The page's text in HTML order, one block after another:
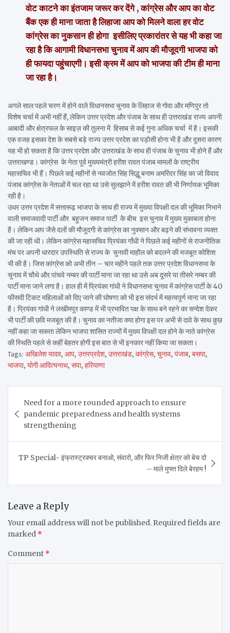
वोट काटने का इंतजाम जरूर कर देंगे , कांग्रेस और आप का वोट
बैंक एक ही माना जाता है लिहाजा आप को मिलने वाला हर वोट
कांग्रेस का नुकसान ही होगा इसीलिए प्रकारांतर से यह भी कहा जा
रहा है कि आगामी विधानसभा चुनाव में आप की मौजूदगी भाजपा को
ही फायदा पहुंचाएगी। इसी क्रम में आप को भाजपा की टीम ही माना
जा रहा है।
अगले साल पहले चरण में होने वाले विधानसभा चुनाव के लिहाज से गोवा और मणिपुर तो
विशेष चर्चा में अभी नहीं हैं, लेकिन उत्तर प्रदेश और पंजाब के साथ ही उत्तराखंड राज्य अपनी
आबादी और क्षेत्रफल के साइज़ की तुलना में हिसाब से कई गुना अधिक चर्चा में है। इसकी
एक वजह इसका देश के सबसे बड़े राज्य उत्तर प्रदेश का पड़ोसी होना भी है और दूसरा कारण
यह भी हो सकता है कि उत्तर प्रदेश और उत्तराखंड के साथ ही पंजाब के चुनाव भी होने हैं और
उत्तराखण्ड। कांग्रेस के नेता पूर्व मुख्यमंत्री हरीश रावत पंजाब मामलों के राष्ट्रीय
महासचिव भी हैं। पिछले कई महीनों से नवजोत सिंह सिद्धू बनाम अमरिंदर सिंह का जो विवाद
पंजाब कांग्रेस के नेताओं में चल रहा था उसे सुलझाने में हरीश रावत की भी निर्णायक भूमिका
रही है।
उधर उत्तर प्रदेश में सत्तारूढ़ भाजपा के साथ ही राज्य में मुख्या विपक्षी दल की भूमिका निभाने
वाली समाजवादी पार्टी और बहुजन समाज पार्टी के बीच इस चुनाव में मुख्य मुकाबला होना
है। लेकिन आप जैसे दलों की मौजूदगी से कांग्रेस का नुक्सान और बढ़ने की संभावना व्यक्त
की जा रही थी। लेकिन कांग्रेस महासचिव प्रियंका गाँधी ने पिछले कई महीनों से राजनीतिक
मंच पर अपनी धारदार उपस्थिति से राज्य के चुनावी माहौल को बदलने की मजबूत कोशिश
भी की है। जिस कांग्रेस को अभी तीन – चार महीने पहले तक उत्तर प्रदेश विधानसभा के
चुनाव में चौथे और पांचवे नम्बर की पार्टी माना जा रहा था उसे अब दूसरे या तीसरे नम्बर की
पार्टी माना जाने लगा है। हाल ही में प्रियंका गांधी ने विधानसभा चुनाव में कांग्रेस पार्टी के 40
फीसदी टिकट महिलाओं को दिए जाने की घोषणा को भी इस संदर्भ में महत्वपूर्ण माना जा रहा
है। प्रियंका गांधी ने लखीमपुर काण्ड में भी प्रभावित पक्ष के साथ बने रहने का सन्देश देकर
भी पार्टी की छवि मजबूत की है। चुनाव का नतीजा क्या होगा इस पर अभी से दावे के साथ कुछ
नहीं कहा जा सकता लेकिन भाजपा शासित राज्यों में मुख्य विपक्षी दल होने के नाते कांग्रेस
की स्थिति पहले से कहीं बेहतर होगी इस बात से भी इनकार नहीं किया जा सकता।
Tags: अखिलेश यादव, आप, उत्तरप्रदेश, उत्तराखंड, कांग्रेस, चुनाव, पंजाब, बसपा,
भाजपा, योगी आदित्यनाथ, सपा, हरियाणा
navigation
Need for a more rounded approach to ensure
pandemic preparedness and health systems
strengthening
TP Special- इंफ्रास्ट्रक्चर बनाओ, संवारो, और फिर निजी क्षेत्र को बेच दो
– माले मुफ्त दिले बेरहम !
Leave a Reply
Your email address will not be published. Required fields are
marked *
Comment *